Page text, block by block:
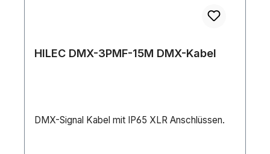
HILEC DMX-3PMF-15M DMX-Kabel
DMX-Signal Kabel mit IP65 XLR Anschlüssen.